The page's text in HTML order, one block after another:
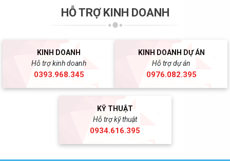
HỖ TRỢ KINH DOANH
KINH DOANH
Hỗ trợ kinh doanh
0393.968.345
KINH DOANH DỰ ÁN
Hỗ trợ dự án
0976.082.395
KỸ THUẬT
Hỗ trợ kỹ thuật
0934.616.395